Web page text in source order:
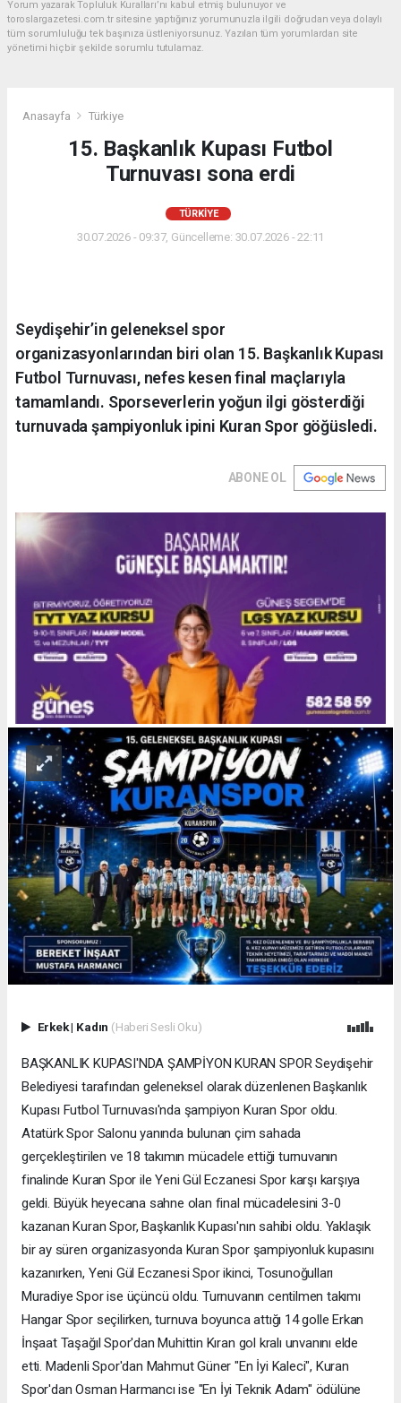
Yorum yazarak Topluluk Kuralları’nı kabul etmiş bulunuyor ve
toroslargazetesi.com.tr sitesine yaptığınız yorumunuzla ilgili doğrudan veya dolaylı
tüm sorumluluğu tek başınıza üstleniyorsunuz. Yazılan tüm yorumlardan site
yönetimi hiçbir şekilde sorumlu tutulamaz.
Anasayfa Türkiye
15. Başkanlık Kupası Futbol
Turnuvası sona erdi
TÜRKIYE
30.07.2026 - 09:37, Güncelleme: 30.07.2026 - 22:11
Seydişehir’in geleneksel spor
organizasyonlarından biri olan 15. Başkanlık Kupası
Futbol Turnuvası, nefes kesen final maçlarıyla
tamamlandı. Sporseverlerin yoğun ilgi gösterdiği
turnuvada şampiyonluk ipini Kuran Spor göğüsledi.
ABONE OL
Erkek| Kadın (Haberi Sesli Oku)
BAŞKANLIK KUPASI'NDA ŞAMPİYON KURAN SPOR Seydişehir
Belediyesi tarafından geleneksel olarak düzenlenen Başkanlık
Kupası Futbol Turnuvası'nda şampiyon Kuran Spor oldu.
Atatürk Spor Salonu yanında bulunan çim sahada
gerçekleştirilen ve 18 takımın mücadele ettiği turnuvanın
finalinde Kuran Spor ile Yeni Gül Eczanesi Spor karşı karşıya
geldi. Büyük heyecana sahne olan final mücadelesini 3-0
kazanan Kuran Spor, Başkanlık Kupası'nın sahibi oldu. Yaklaşık
bir ay süren organizasyonda Kuran Spor şampiyonluk kupasını
kazanırken, Yeni Gül Eczanesi Spor ikinci, Tosunoğulları
Muradiye Spor ise üçüncü oldu. Turnuvanın centilmen takımı
Hangar Spor seçilirken, turnuva boyunca attığı 14 golle Erkan
İnşaat Taşağıl Spor'dan Muhittin Kıran gol kralı unvanını elde
etti. Madenli Spor'dan Mahmut Güner "En İyi Kaleci", Kuran
Spor'dan Osman Harmancı ise "En İyi Teknik Adam" ödülüne